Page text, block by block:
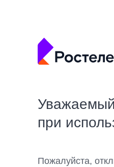
Уважаемый
при
Пожалуйста,